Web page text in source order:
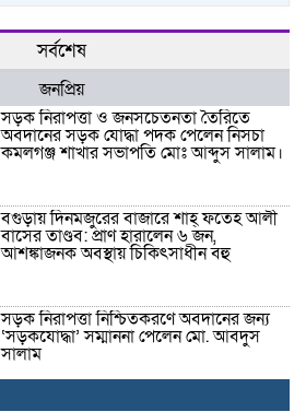
সর্বশেষ
জনপ্রিয়
সড়ক নিরাপত্তা ও জনসচেতনতা তৈরিতে
অবদানের সড়ক যোদ্ধা পদক পেলেন নিসচা
কমলগঞ্জ শাখার সভাপতি মোঃ আব্দুস সালাম।
বগুড়ায় দিনমজুরের বাজারে শাহ্ ফতেহ আলী
বাসের তাণ্ডব: প্রাণ হারালেন ৬ জন,
আশঙ্কাজনক অবস্থায় চিকিৎসাধীন বহু
সড়ক নিরাপত্তা নিশ্চিতকরণে অবদানের জন্য
‘সড়কযোদ্ধা’ সম্মাননা পেলেন মো. আবদুস
সালাম